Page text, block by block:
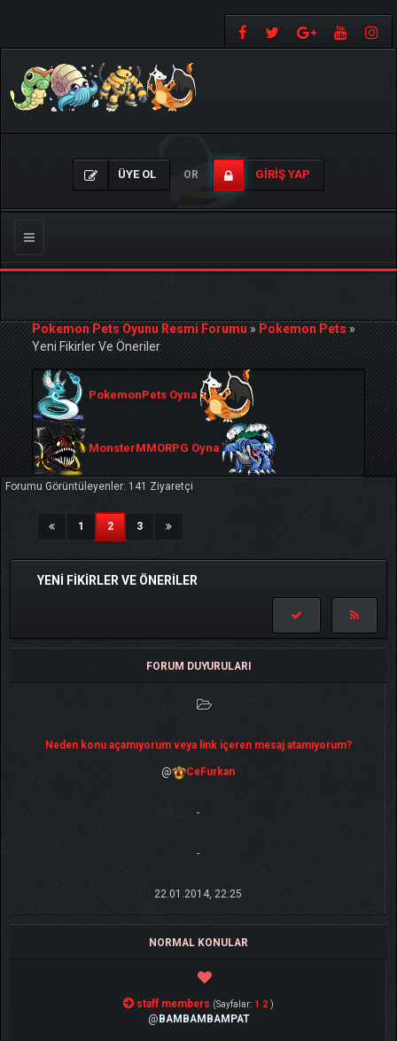
ÜYE OL OR GIRIŞ YAP
Gezinmeyi
Değiştir
Pokemon Pets Oyunu Resmi Forumu»Pokemon Pets»
Yeni Fikirler Ve Öneriler
PokemonPets Oyna
MonsterMMORPG Oyna
Forumu Görüntüleyenler: 141 Ziyaretçi
1 2(current)
3
YENI FIKIRLER VE ÖNERILER
FORUM DUYURULARI
Neden konu açamıyorum veya link içeren mesaj atamıyorum?
@ CeFurkan
-
-
22.01.2014, 22:25
NORMAL KONULAR
staff members (Sayfalar: 1 2 )
@ BAMBAMBAMPAT